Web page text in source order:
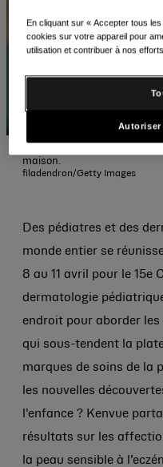
maison.
filadendron/Getty Images
Des pédiatres et des
monde entier se
8 au 11 avril pour le 15e
dermatologie
endroit pour aborder
qui sous-tendent la
marques de soins de la
les nouvelles
l'enfance ? Kenvue
résultats sur les
la peau sensible à
En cliquant sur « Accepter tous
cookies sur votre appareil pour
utilisation et contribuer à nos